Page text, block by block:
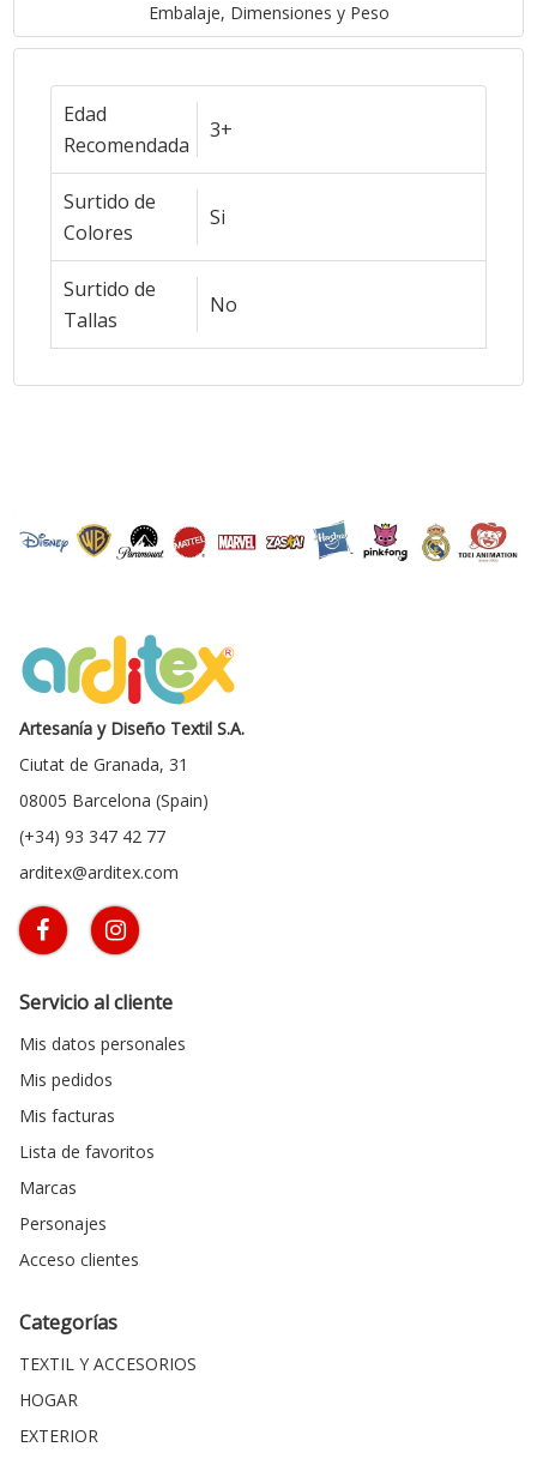
Embalaje, Dimensiones y Peso
Edad
Recomendada
3+
Surtido de
Colores
Si
Surtido de
Tallas
No
Artesanía y Diseño Textil S.A.
Ciutat de Granada, 31
08005 Barcelona (Spain)
(+34) 93 347 42 77
arditex@arditex.com
Servicio al cliente
Mis datos personales
Mis pedidos
Mis facturas
Lista de favoritos
Marcas
Personajes
Acceso clientes
Categorías
TEXTIL Y ACCESORIOS
HOGAR
EXTERIOR